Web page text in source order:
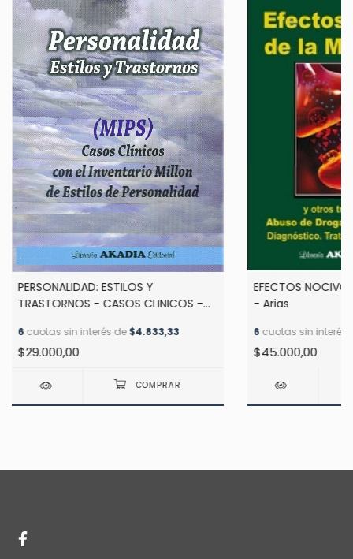
PERSONALIDAD: ESTILOS Y
TRASTORNOS - CASOS CLINICOS -
6 cuotas sin interés de$4.833,33
$29.000,00
EFECTOS
- Arias
6 cuotas sin interés
$45.000,00